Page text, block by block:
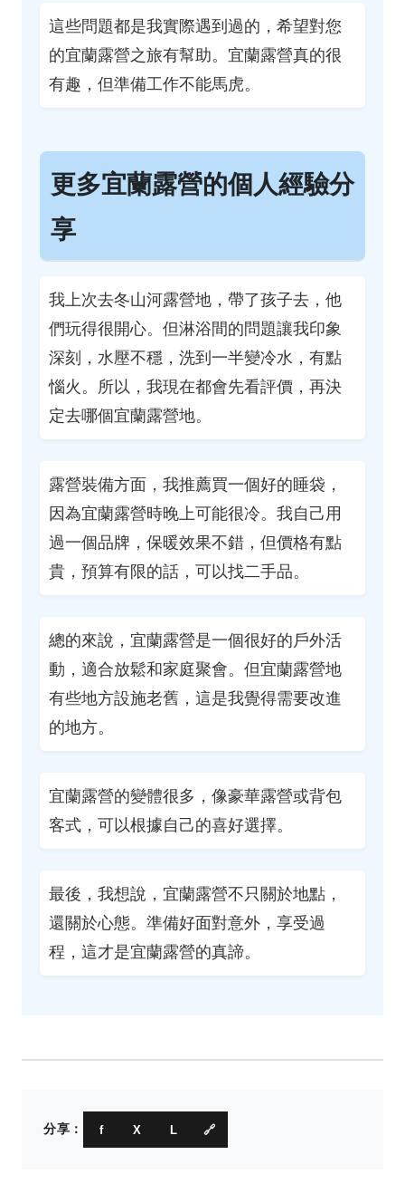
這些問題都是我實際遇到過的，希望對您
的宜蘭露營之旅有幫助。宜蘭露營真的很
有趣，但準備工作不能馬虎。
更多宜蘭露營的個人經驗分
享
我上次去冬山河露營地，帶了孩子去，他
們玩得很開心。但淋浴間的問題讓我印象
深刻，水壓不穩，洗到一半變冷水，有點
惱火。所以，我現在都會先看評價，再決
定去哪個宜蘭露營地。
露營裝備方面，我推薦買一個好的睡袋，
因為宜蘭露營時晚上可能很冷。我自己用
過一個品牌，保暖效果不錯，但價格有點
貴，預算有限的話，可以找二手品。
總的來說，宜蘭露營是一個很好的戶外活
動，適合放鬆和家庭聚會。但宜蘭露營地
有些地方設施老舊，這是我覺得需要改進
的地方。
宜蘭露營的變體很多，像豪華露營或背包
客式，可以根據自己的喜好選擇。
最後，我想說，宜蘭露營不只關於地點，
還關於心態。準備好面對意外，享受過
程，這才是宜蘭露營的真諦。
分享： f X L 🔗